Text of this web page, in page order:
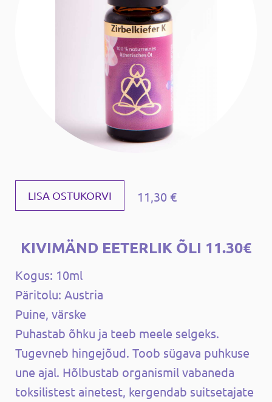
LISA OSTUKORVI 11,30 €
KIVIMÄND EETERLIK ÕLI 11.30€
Kogus: 10ml
Päritolu: Austria
Puine, värske
Puhastab õhku ja teeb meele selgeks.
Tugevneb hingejõud. Toob sügava puhkuse
une ajal. Hõlbustab organismil vabaneda
toksilistest ainetest, kergendab suitsetajate